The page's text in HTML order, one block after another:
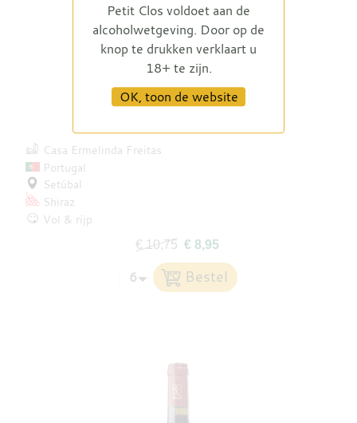
Fat Baron Shiraz 2025
Casa Ermelinda Freitas
Portugal
Setúbal
Shiraz
Vol & rijp
€ 10,75 € 8,95
Petit Clos voldoet aan de
alcoholwetgeving. Door op de
knop te drukken verklaart u
18+ te zijn.
OK, toon de website